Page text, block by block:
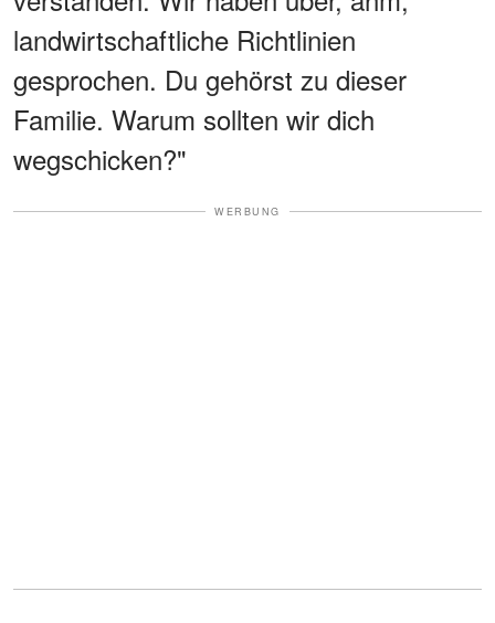
landwirtschaftliche Richtlinien
gesprochen. Du gehörst zu dieser
Familie. Warum sollten wir dich
wegschicken?"
WERBUNG